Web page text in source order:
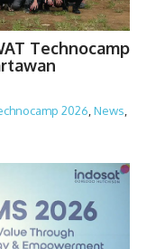
Technocamp
2026,News,